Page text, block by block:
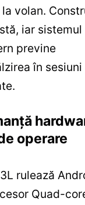
volan.
iar sistemul
previne
în sesiuni
operare
rulează
Quad-